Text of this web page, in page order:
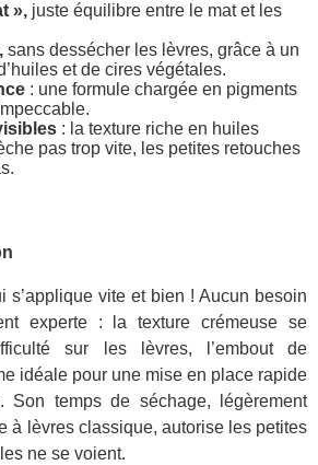
», juste équilibre entre le mat et les
sans dessécher les lèvres, grâce à un
et de cires végétales.
: une formule chargée en pigments
: la texture riche en huiles
pas trop vite, les petites retouches
s’applique vite et bien ! Aucun besoin
experte : la texture crémeuse se
sur les lèvres, l’embout de
idéale pour une mise en place rapide
Son temps de séchage, légèrement
à lèvres classique, autorise les petites
ne se voient.